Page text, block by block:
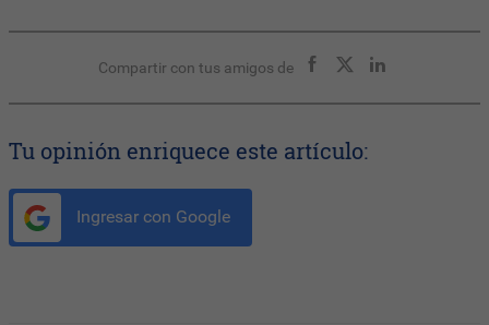
Compartir con tus amigos de
Tu opinión enriquece este artículo:
Ingresar con Google